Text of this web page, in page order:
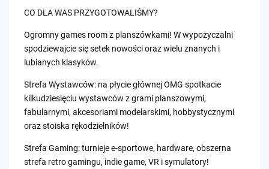
CO DLA WAS PRZYGOTOWALIŚMY?
Ogromny games room z planszówkami! W wypożyczalni
spodziewajcie się setek nowości oraz wielu znanych i
lubianych klasyków.
Strefa Wystawców: na płycie głównej OMG spotkacie
kilkudziesięciu wystawców z grami planszowymi,
fabularnymi, akcesoriami modelarskimi, hobbystycznymi
oraz stoiska rękodzielników!
Strefa Gaming: turnieje e-sportowe, hardware, obszerna
strefa retro gamingu, indie game, VR i symulatory!